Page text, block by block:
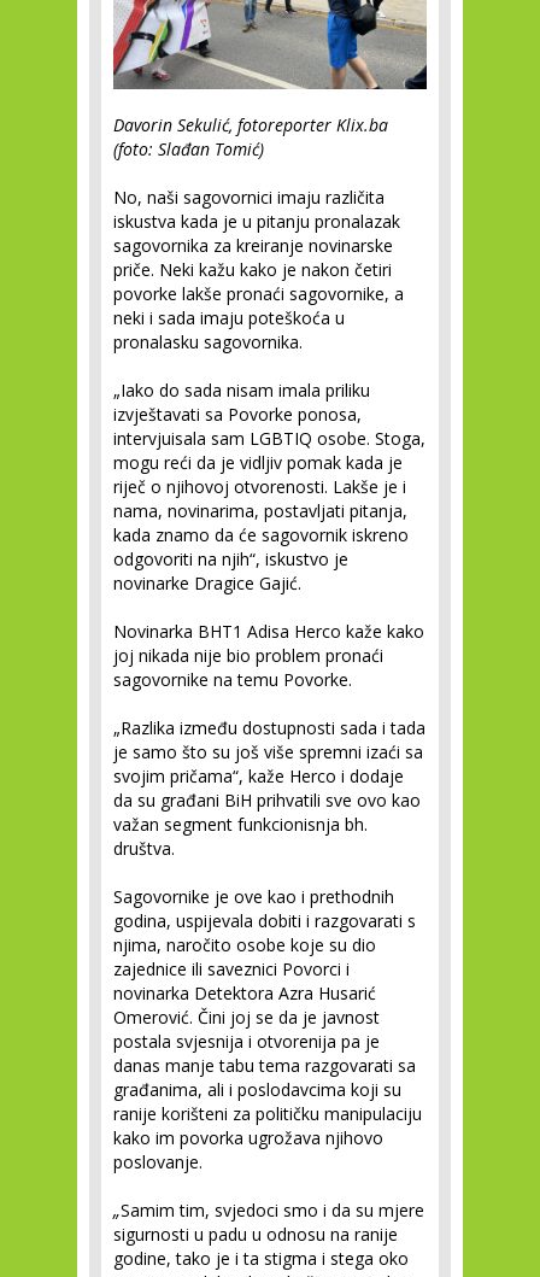
Davorin Sekulić, fotoreporter Klix.ba
(foto: Slađan Tomić)
No, naši sagovornici imaju različita
iskustva kada je u pitanju pronalazak
sagovornika za kreiranje novinarske
priče. Neki kažu kako je nakon četiri
povorke lakše pronaći sagovornike, a
neki i sada imaju poteškoća u
pronalasku sagovornika.
„Iako do sada nisam imala priliku
izvještavati sa Povorke ponosa,
intervjuisala sam LGBTIQ osobe. Stoga,
mogu reći da je vidljiv pomak kada je
riječ o njihovoj otvorenosti. Lakše je i
nama, novinarima, postavljati pitanja,
kada znamo da će sagovornik iskreno
odgovoriti na njih“, iskustvo je
novinarke Dragice Gajić.
Novinarka BHT1 Adisa Herco kaže kako
joj nikada nije bio problem pronaći
sagovornike na temu Povorke.
„Razlika između dostupnosti sada i tada
je samo što su još više spremni izaći sa
svojim pričama“, kaže Herco i dodaje
da su građani BiH prihvatili sve ovo kao
važan segment funkcionisnja bh.
društva.
Sagovornike je ove kao i prethodnih
godina, uspijevala dobiti i razgovarati s
njima, naročito osobe koje su dio
zajednice ili saveznici Povorci i
novinarka Detektora Azra Husarić
Omerović. Čini joj se da je javnost
postala svjesnija i otvorenija pa je
danas manje tabu tema razgovarati sa
građanima, ali i poslodavcima koji su
ranije korišteni za političku manipulaciju
kako im povorka ugrožava njihovo
poslovanje.
„Samim tim, svjedoci smo i da su mjere
sigurnosti u padu u odnosu na ranije
godine, tako je i ta stigma i stega oko